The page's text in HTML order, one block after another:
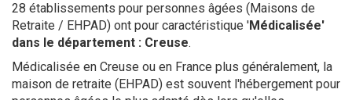
28 établissements pour personnes âgées (Maisons de
Retraite / EHPAD) ont pour caractéristique 'Médicalisée'
dans le département : Creuse.
Médicalisée en Creuse ou en France plus généralement, la
maison de retraite (EHPAD) est souvent l'hébergement pour